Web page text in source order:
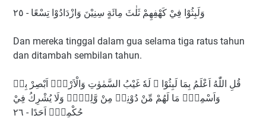
وَلَبِثُوْا فِيْ كَهْفِهِمْ ثَلٰثَ مِائَةٍ سِنِيْنَ وَازْدَادُوْا تِسْعًا - ٢٥
Dan mereka tinggal dalam gua selama tiga ratus tahun
dan ditambah sembilan tahun.
قُلِ اللّٰهُ اَعْلَمُ بِمَا لَبِثُوْا ۚ لَهٗ غَيْبُ السَّمٰوٰتِ وَالْاَرْضِۗ اَبْصِرْ بِهٖ
وَاَسْمِعْۗ مَا لَهُمْ مِّنْ دُوْنِهٖ مِنْ وَّلِيٍّۗ وَلَا يُشْرِكُ فِيْ
حُكْمِهٖٓ اَحَدًا - ٢٦